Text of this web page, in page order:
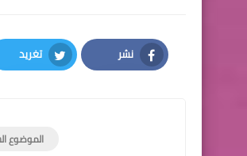
نشر
Facebook
تغريد
Twitter
الموضوع